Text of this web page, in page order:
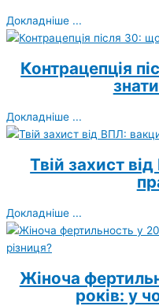
Докладніше ...
Контрацепція
Докладніше ...
Твій захист
Докладніше ...
Жіноча
років: у